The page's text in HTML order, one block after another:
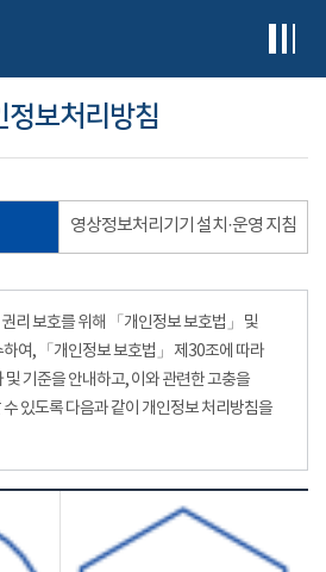
정보처리방침
영상정보처리기기 설치·운영 지침
리 보호를 위해 「개인정보 보호법」 및
여, 「개인정보 보호법」 제30조에 따라
및 기준을 안내하고, 이와 관련한 고충을
있도록 다음과 같이 개인정보 처리방침을